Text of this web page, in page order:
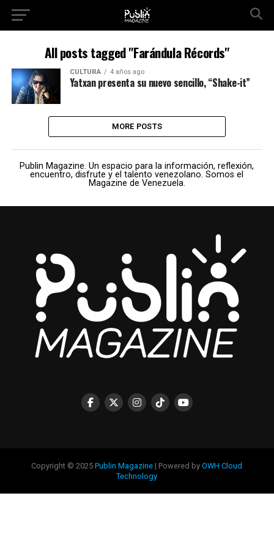
All posts tagged "Farándula Récords"
CULTURA 4 años ago
Yatxan presenta su nuevo sencillo, “Shake-it”
MORE POSTS
Publin Magazine. Un espacio para la información, reflexión,
encuentro, disfrute y el talento venezolano. Somos el
Magazine de Venezuela.
Copyright © 2025Publin Magazine | Powered byOWH Cloud
Technology